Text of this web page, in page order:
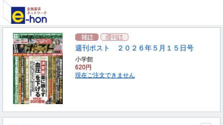
週刊ポスト ２０２６年５月１５日号
小学館
620円
現在ご注文できません